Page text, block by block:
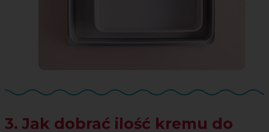
3. Jak dobrać ilość kremu do